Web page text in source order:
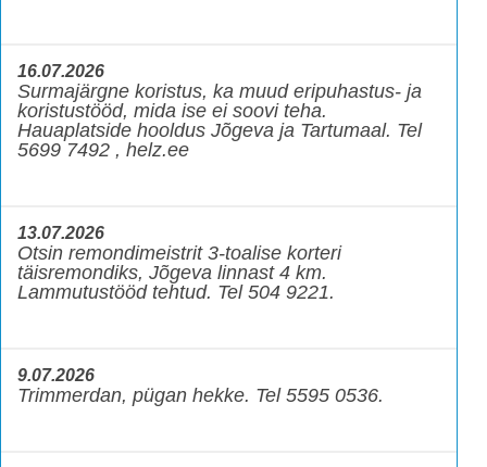
16.07.2026
Surmajärgne koristus, ka muud eripuhastus- ja
koristustööd, mida ise ei soovi teha.
Hauaplatside hooldus Jõgeva ja Tartumaal. Tel
5699 7492 , helz.ee
13.07.2026
Otsin remondimeistrit 3-toalise korteri
täisremondiks, Jõgeva linnast 4 km.
Lammutustööd tehtud. Tel 504 9221.
9.07.2026
Trimmerdan, pügan hekke. Tel 5595 0536.